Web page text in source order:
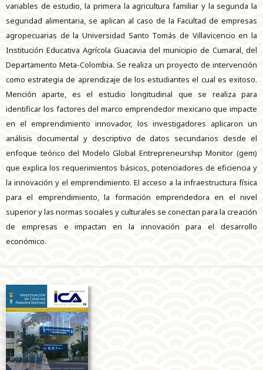
variables de estudio, la primera la agricultura familiar y la segunda la
seguridad alimentaria, se aplican al caso de la Facultad de empresas
agropecuarias de la Universidad Santo Tomás de Villavicencio en la
Institución Educativa Agrícola Guacavia del municipio de Cumaral, del
Departamento Meta-Colombia. Se realiza un proyecto de intervención
como estrategia de aprendizaje de los estudiantes el cual es exitoso.
Mención aparte, es el estudio longitudinal que se realiza para
identificar los factores del marco emprendedor mexicano que impacte
en el emprendimiento innovador, los investigadores aplicaron un
análisis documental y descriptivo de datos secundarios desde el
enfoque teórico del Modelo Global Entrepreneurship Monitor (gem)
que explica los requerimientos básicos, potenciadores de eficiencia y
la innovación y el emprendimiento. El acceso a la infraestructura física
para el emprendimiento, la formación emprendedora en el nivel
superior y las normas sociales y culturales se conectan para la creación
de empresas e impactan en la innovación para el desarrollo
económico.